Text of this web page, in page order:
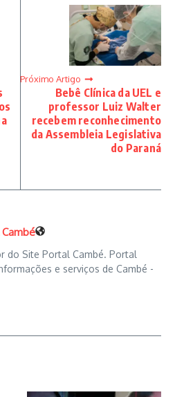
Próximo Artigo
Bebê Clínica da UEL e
professor Luiz Walter
recebem reconhecimento
da Assembleia Legislativa
do Paraná
do Site Portal Cambé. Portal
e serviços de Cambé -